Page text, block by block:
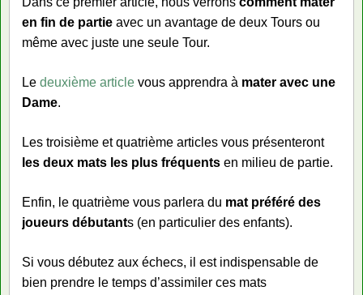
en fin de partie avec un avantage de deux Tours ou
même avec juste une seule Tour.
Le deuxième article vous apprendra à mater avec une
Dame.
Les troisième et quatrième articles vous présenteront
les deux mats les plus fréquents en milieu de partie.
Enfin, le quatrième vous parlera du mat préféré des
joueurs débutants (en particulier des enfants).
Si vous débutez aux échecs, il est indispensable de
bien prendre le temps d’assimiler ces mats